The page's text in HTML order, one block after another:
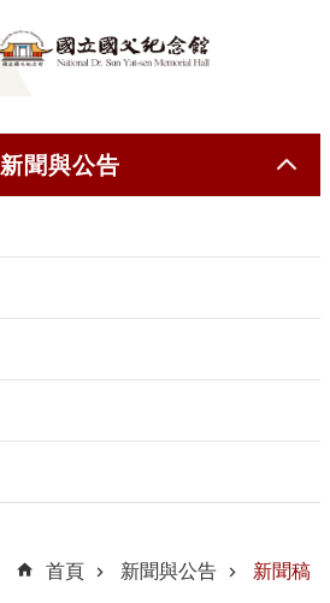
新聞與公告
首頁 新聞與公告 新聞稿